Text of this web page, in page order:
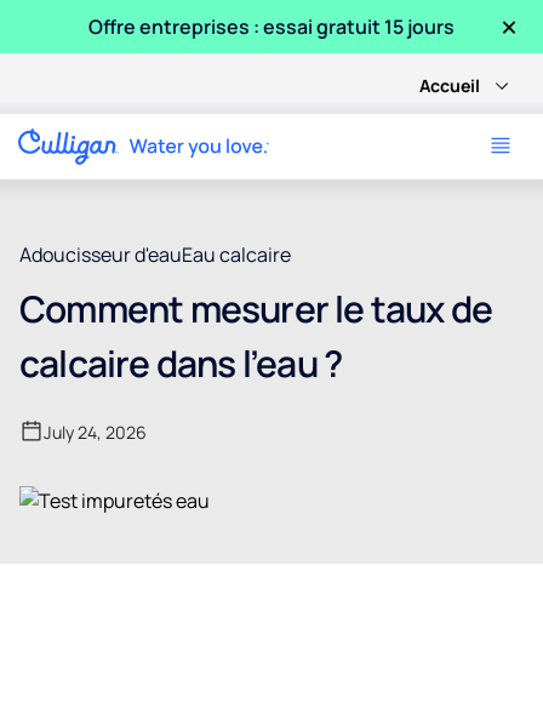
Offre entreprises : essai gratuit 15 jours ×
Accueil
Adoucisseur d'eauEau calcaire
Comment mesurer le taux de
calcaire dans l’eau ?
July 24, 2026